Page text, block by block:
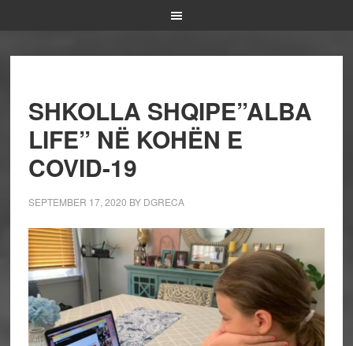
SHKOLLA SHQIPE”ALBA
LIFE” NË KOHËN E
COVID-19
SEPTEMBER 17, 2020 BY DGRECA